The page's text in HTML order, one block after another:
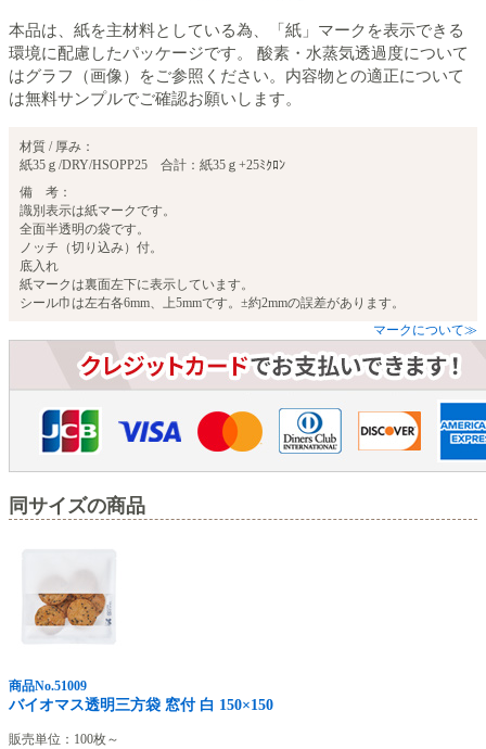
本品は、紙を主材料としている為、「紙」マークを表示できる
環境に配慮したパッケージです。 酸素・水蒸気透過度について
はグラフ（画像）をご参照ください。内容物との適正について
は無料サンプルでご確認お願いします。
材質 / 厚み：
紙35ｇ/DRY/HSOPP25 合計：紙35ｇ+25ﾐｸﾛﾝ
備 考：
識別表示は紙マークです。
全面半透明の袋です。
ノッチ（切り込み）付。
底入れ
紙マークは裏面左下に表示しています。
シール巾は左右各6mm、上5mmです。±約2mmの誤差があります。
マークについて≫
同サイズの商品
商品No.51009
バイオマス透明三方袋 窓付 白 150×150
販売単位：100枚～